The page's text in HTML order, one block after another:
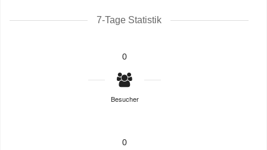
7-Tage Statistik
0
Besucher
0